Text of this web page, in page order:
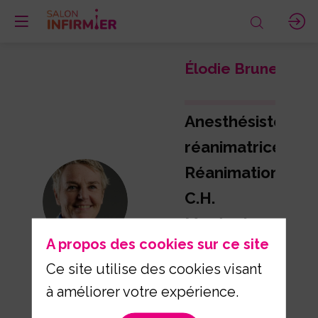
ÉB
Élodie Brunel
Anesthésiste-
réanimatrice,
Réanimation
C.H.
Montauban
Membre de
Facteurs
humains en
A propos des cookies sur ce site
Ce site utilise des cookies visant
à améliorer votre expérience.